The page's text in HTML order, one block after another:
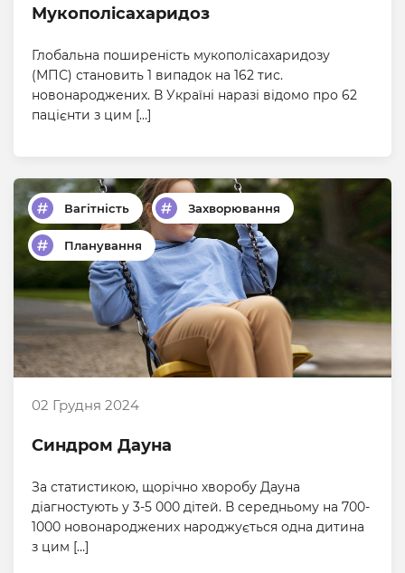
Мукополісахаридоз
Глобальна поширеність мукополісахаридозу
(МПС) становить 1 випадок на 162 тис.
новонароджених. В Україні наразі відомо про 62
пацієнти з цим […]
Вагітність Захворювання
Планування
02 Грудня 2024
Синдром Дауна
За статистикою, щорічно хворобу Дауна
діагностують у 3-5 000 дітей. В середньому на 700-
1000 новонароджених народжується одна дитина
з цим […]